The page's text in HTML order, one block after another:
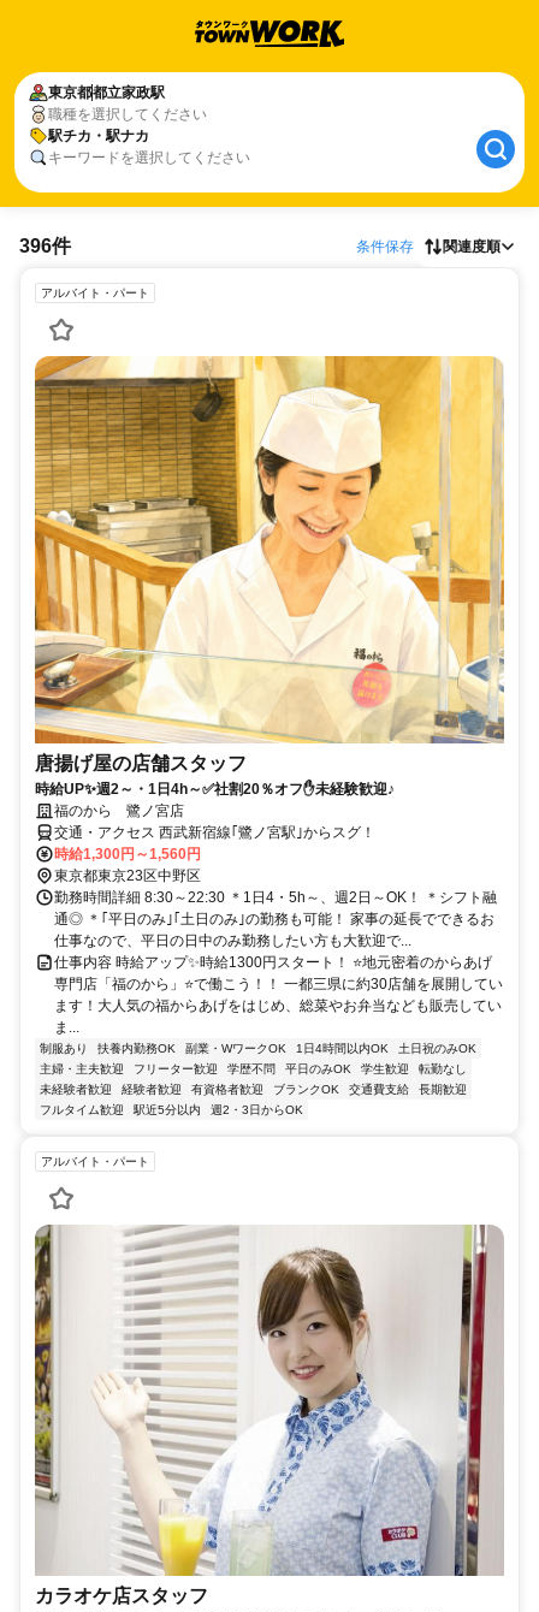
東京都都立家政駅
職種を選択してください
駅チカ・駅ナカ
キーワードを選択してください
396件 条件保存 関連度順
アルバイト・パート
唐揚げ屋の店舗スタッフ
時給UP✨週2～・1日4h～✅社割20％オフ✋未経験歓迎♪
福のから 鷺ノ宮店
交通・アクセス 西武新宿線｢鷺ノ宮駅｣からスグ！
時給1,300円～1,560円
東京都東京23区中野区
勤務時間詳細 8:30～22:30 ＊1日4・5h～、週2日～OK！ ＊シフト融
通◎ ＊｢平日のみ｣｢土日のみ｣の勤務も可能！ 家事の延長でできるお
仕事なので、平日の日中のみ勤務したい方も大歓迎で...
仕事内容 時給アップ✨時給1300円スタート！ ⭐地元密着のからあげ
専門店「福のから」⭐で働こう！！ 一都三県に約30店舗を展開してい
ます！大人気の福からあげをはじめ、総菜やお弁当なども販売してい
ま...
制服あり 扶養内勤務OK 副業・WワークOK 1日4時間以内OK
土日祝のみOK
主婦・主夫歓迎
フリーター歓迎 学歴不問 平日のみOK 学生歓迎
転勤なし
未経験者歓迎
経験者歓迎 有資格者歓迎 ブランクOK 交通費支給
長期歓迎
フルタイム歓迎
駅近5分以内 週2・3日からOK
アルバイト・パート
カラオケ店スタッフ